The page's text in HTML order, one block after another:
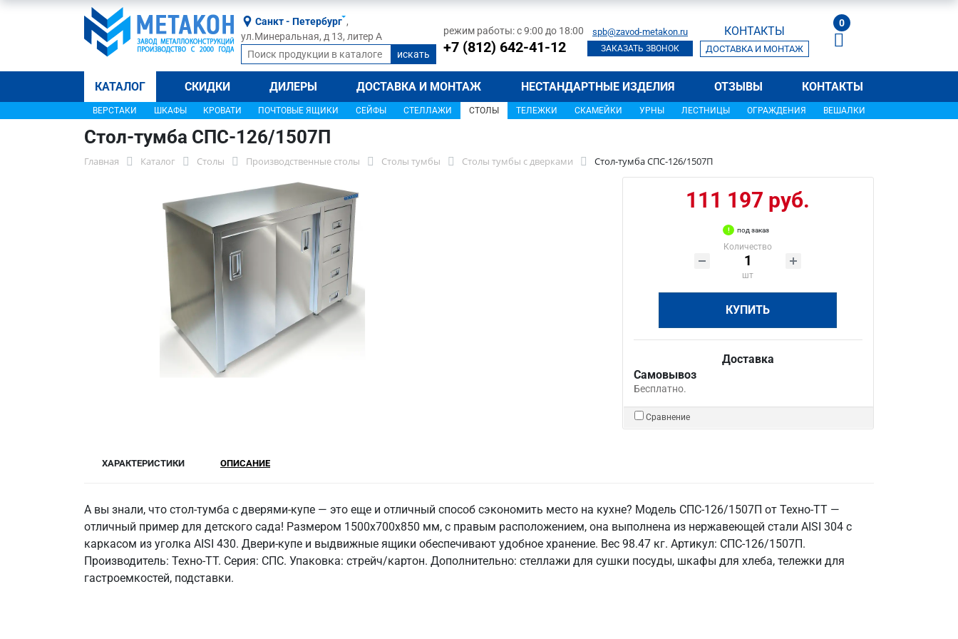
Санкт - Петербург ,
ул.Минеральная, д 13, литер А
режим работы: с 9:00 до 18:00
+7 (812) 642-41-12
spb@zavod-metakon.ru
ЗАКАЗАТЬ ЗВОНОК
КОНТАКТЫ
ДОСТАВКА И МОНТАЖ
0
КАТАЛОГ СКИДКИ ДИЛЕРЫ ДОСТАВКА И МОНТАЖ НЕСТАНДАРТНЫЕ ИЗДЕЛИЯ ОТЗЫВЫ КОНТАКТЫ
ВЕРСТАКИ ШКАФЫ КРОВАТИ ПОЧТОВЫЕ ЯЩИКИ СЕЙФЫ СТЕЛЛАЖИ СТОЛЫ ТЕЛЕЖКИ СКАМЕЙКИ УРНЫ ЛЕСТНИЦЫ ОГРАЖДЕНИЯ ВЕШАЛКИ
Стол-тумба СПС-126/1507П
Главная Каталог Столы Производственные столы Столы тумбы Столы тумбы с дверками Стол-тумба СПС-126/1507П
111 197 руб.
под заказ
Количество
шт
КУПИТЬ
Доставка
Самовывоз
Бесплатно.
Сравнение
ХАРАКТЕРИСТИКИ ОПИСАНИЕ
А вы знали, что стол-тумба с дверями-купе — это еще и отличный способ сэкономить место на кухне? Модель СПС-126/1507П от Техно-ТТ —
отличный пример для детского сада! Размером 1500x700x850 мм, с правым расположением, она выполнена из нержавеющей стали AISI 304 с
каркасом из уголка AISI 430. Двери-купе и выдвижные ящики обеспечивают удобное хранение. Вес 98.47 кг. Артикул: СПС-126/1507П.
Производитель: Техно-ТТ. Серия: СПС. Упаковка: стрейч/картон. Дополнительно: стеллажи для сушки посуды, шкафы для хлеба, тележки для
гастроемкостей, подставки.